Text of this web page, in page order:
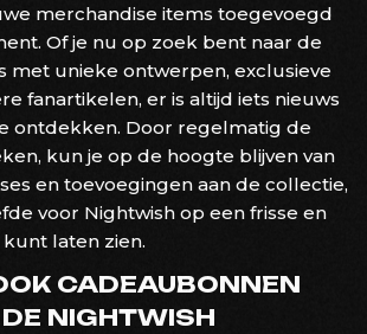
merchandise items toegevoegd
Of je nu op zoek bent naar de
met unieke ontwerpen, exclusieve
fanartikelen, er is altijd iets nieuws
ontdekken. Door regelmatig de
kun je op de hoogte blijven van
en toevoegingen aan de collectie,
voor Nightwish op een frisse en
laten zien.
CADEAUBONNEN
DE NIGHTWISH